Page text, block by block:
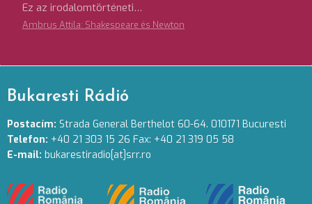
Ez az irodalomtörténeti…
Ambrus Attila: Shakespeare és Newton
Bukaresti Rádió
Postacím: Strada General Berthelot 60-64. 010171 Bucuresti
Telefon: +40 21 303 15 26 Fax: +40 21 319 05 58
E-mail: bukarestiradio[at]srr.ro